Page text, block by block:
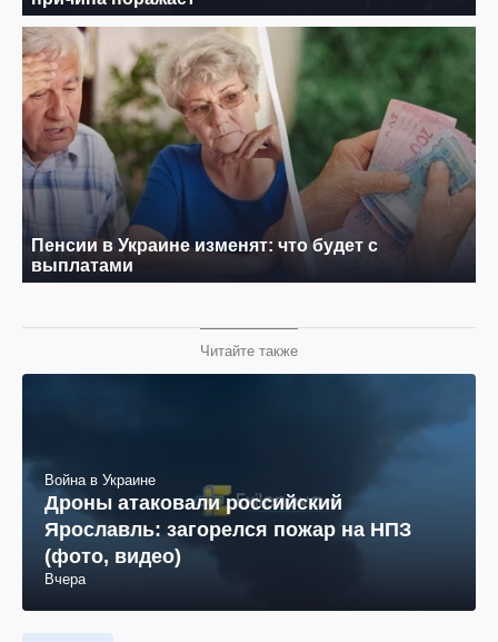
Читайте также
Война в Украине
Дроны атаковали российский
Ярославль: загорелся пожар на НПЗ
(фото, видео)
Вчера